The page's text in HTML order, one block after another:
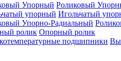
Роликовый
Игольчатый
Опорный ролик